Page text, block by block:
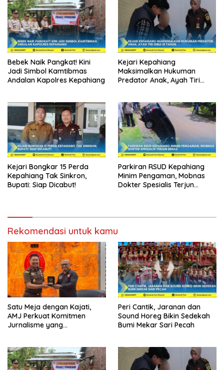
Bebek Naik Pangkat! Kini
Jadi Simbol Kamtibmas
Andalan Kapolres Kepahiang
Kejari Kepahiang
Maksimalkan Hukuman
Predator Anak, Ayah Tiri
Kejari Bongkar 15 Perda
Kepahiang Tak Sinkron,
Bupati: Siap Dicabut!
Parkiran RSUD Kepahiang
Minim Pengaman, Mobnas
Dokter Spesialis Terjun
Rekomendasi untuk kamu
Satu Meja dengan Kajati,
AMJ Perkuat Komitmen
Jurnalisme yang
Peri Cantik, Jaranan dan
Sound Horeg Bikin Sedekah
Bumi Mekar Sari Pecah